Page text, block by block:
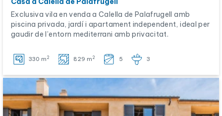
Exclusiva vila en venda a Calella de Palafrugell amb
piscina privada, jardí i apartament independent, ideal per
gaudir de l’entorn mediterrani amb privacitat.
330 m 2 829 m 2 5 3